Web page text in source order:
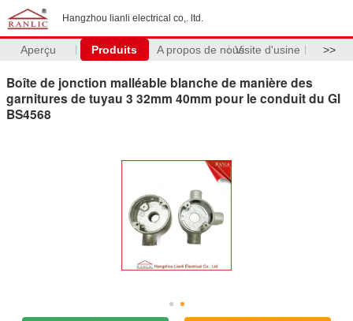
Hangzhou lianli electrical co,. ltd.
Aperçu Produits A propos de nousVisite d'usine >>
Boîte de jonction malléable blanche de manière des
garnitures de tuyau 3 32mm 40mm pour le conduit du GI
BS4568